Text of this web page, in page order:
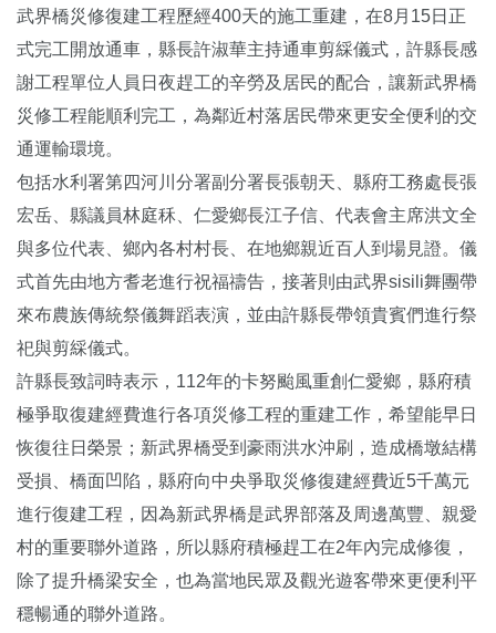
武界橋災修復建工程歷經400天的施工重建，在8月15日正
式完工開放通車，縣長許淑華主持通車剪綵儀式，許縣長感
謝工程單位人員日夜趕工的辛勞及居民的配合，讓新武界橋
災修工程能順利完工，為鄰近村落居民帶來更安全便利的交
通運輸環境。
包括水利署第四河川分署副分署長張朝天、縣府工務處長張
宏岳、縣議員林庭秝、仁愛鄉長江子信、代表會主席洪文全
與多位代表、鄉內各村村長、在地鄉親近百人到場見證。儀
式首先由地方耆老進行祝福禱告，接著則由武界sisili舞團帶
來布農族傳統祭儀舞蹈表演，並由許縣長帶領貴賓們進行祭
祀與剪綵儀式。
許縣長致詞時表示，112年的卡努颱風重創仁愛鄉，縣府積
極爭取復建經費進行各項災修工程的重建工作，希望能早日
恢復往日榮景；新武界橋受到豪雨洪水沖刷，造成橋墩結構
受損、橋面凹陷，縣府向中央爭取災修復建經費近5千萬元
進行復建工程，因為新武界橋是武界部落及周邊萬豐、親愛
村的重要聯外道路，所以縣府積極趕工在2年內完成修復，
除了提升橋梁安全，也為當地民眾及觀光遊客帶來更便利平
穩暢通的聯外道路。